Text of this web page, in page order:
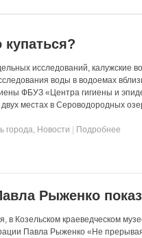
исследований, калужские
воды в водоемах
ФБУЗ «Центра гигиены и
двух местах в Сероводородных
города, Новости | Подробнее
Рыженко
в Козельском краеведческом
Павла Рыженко «Не